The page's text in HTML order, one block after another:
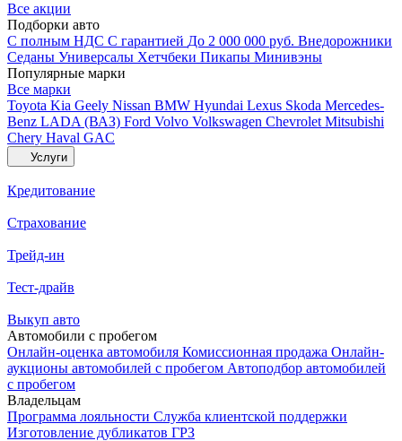
Все акции
Подборки авто
С полным НДС С гарантией До 2 000 000 руб. Внедорожники
Седаны Универсалы Хетчбеки Пикапы Минивэны
Популярные марки
Все марки
Toyota Kia Geely Nissan BMW Hyundai Lexus Skoda Mercedes-
Benz LADA (ВАЗ) Ford Volvo Volkswagen Chevrolet Mitsubishi
Chery Haval GAC
Услуги
Кредитование
Страхование
Трейд-ин
Тест-драйв
Выкуп авто
Автомобили с пробегом
Онлайн-оценка автомобиля Комиссионная продажа Онлайн-
аукционы автомобилей с пробегом Автоподбор автомобилей
с пробегом
Владельцам
Программа лояльности Служба клиентской поддержки
Изготовление дубликатов ГРЗ